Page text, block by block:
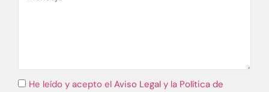
He leído y acepto el Aviso Legal y la Política de